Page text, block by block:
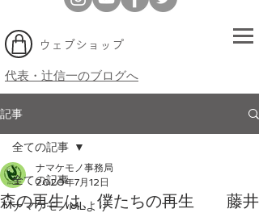
​ウェブショップ
代表・辻信一のブログへ
記事
全ての記事
ナマケモノMLより
全ての記事
森の再生は、僕たちの再生 藤井
ナマケモノ事務局
2020年7月12日